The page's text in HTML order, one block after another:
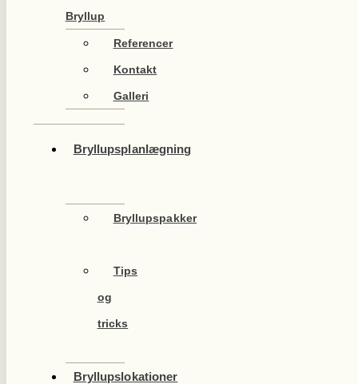
Bryllup
Referencer
Kontakt
Galleri
Bryllupsplanlægning
Bryllupspakker
Tips
og
tricks
Bryllupslokationer